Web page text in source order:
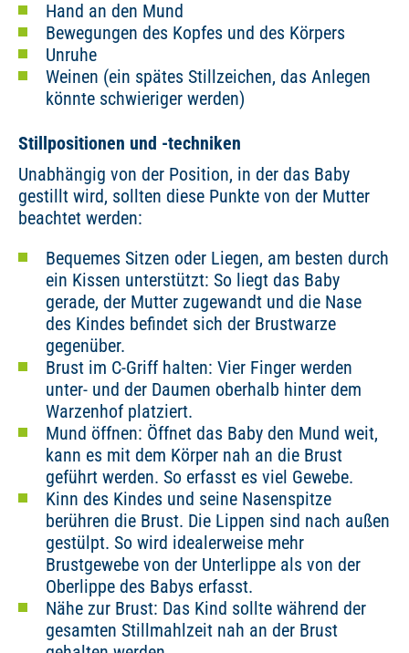
Hand an den Mund
Bewegungen des Kopfes und des Körpers
Unruhe
Weinen (ein spätes Stillzeichen, das Anlegen
könnte schwieriger werden)
Stillpositionen und -techniken
Unabhängig von der Position, in der das Baby
gestillt wird, sollten diese Punkte von der Mutter
beachtet werden:
Bequemes Sitzen oder Liegen, am besten durch
ein Kissen unterstützt: So liegt das Baby
gerade, der Mutter zugewandt und die Nase
des Kindes befindet sich der Brustwarze
gegenüber.
Brust im C-Griff halten: Vier Finger werden
unter- und der Daumen oberhalb hinter dem
Warzenhof platziert.
Mund öffnen: Öffnet das Baby den Mund weit,
kann es mit dem Körper nah an die Brust
geführt werden. So erfasst es viel Gewebe.
Kinn des Kindes und seine Nasenspitze
berühren die Brust. Die Lippen sind nach außen
gestülpt. So wird idealerweise mehr
Brustgewebe von der Unterlippe als von der
Oberlippe des Babys erfasst.
Nähe zur Brust: Das Kind sollte während der
gesamten Stillmahlzeit nah an der Brust